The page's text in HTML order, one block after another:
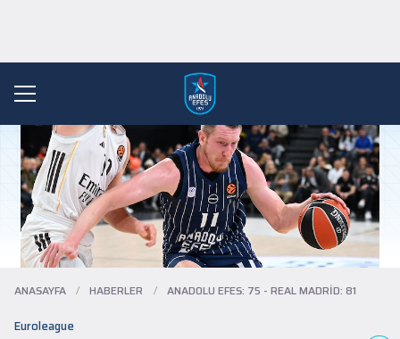
ANASAYFA / HABERLER / ANADOLU EFES: 75 - REAL MADRID: 81
Euroleague